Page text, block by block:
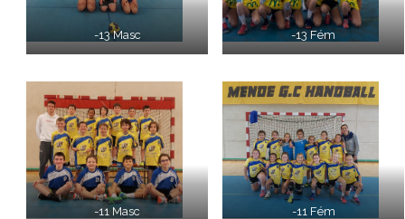
-13 Masc -13 Fém
-11 Masc -11 Fém